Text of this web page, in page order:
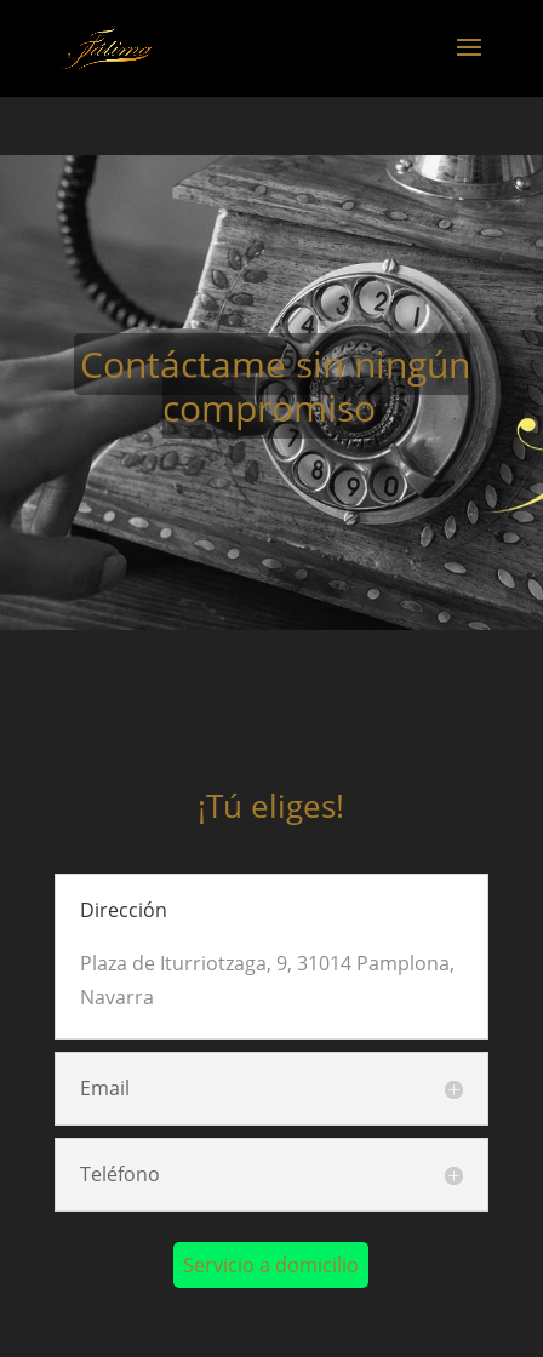
Contáctame sin ningún
compromiso
¡Tú eliges!
Dirección
Plaza de Iturriotzaga, 9, 31014 Pamplona,
Navarra
Email
Teléfono
Servicio a domicilio